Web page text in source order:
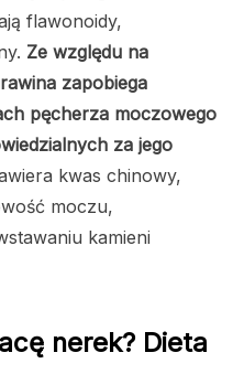
flawonoidy,
Ze względu na
zapobiega
pęcherza moczowego
za jego
kwas chinowy,
moczu,
kamieni
nerek? Dieta